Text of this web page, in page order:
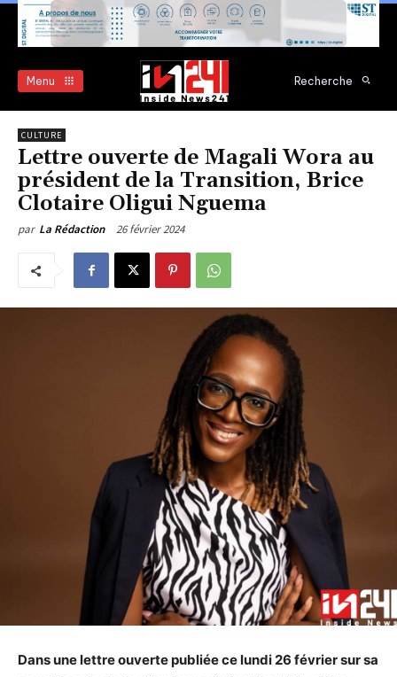
Menu Recherche
CULTURE
Lettre ouverte de Magali Wora au
président de la Transition, Brice
Clotaire Oligui Nguema
par La Rédaction 26 février 2024
Dans une lettre ouverte publiée ce lundi 26 février sur sa